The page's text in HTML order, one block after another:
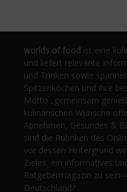
worlds of food ist eine
und liefert relevante
und Trinken sowie
Spitzenköchen und ihre
Motto „gemeinsam
kulinarischen Wünsche
Abnehmen, Gesundes &
sind die Rubriken des
vor dessen Hintergrund
Zieles, ein informatives
Ratgebermagazin zu sein
Deutschland?